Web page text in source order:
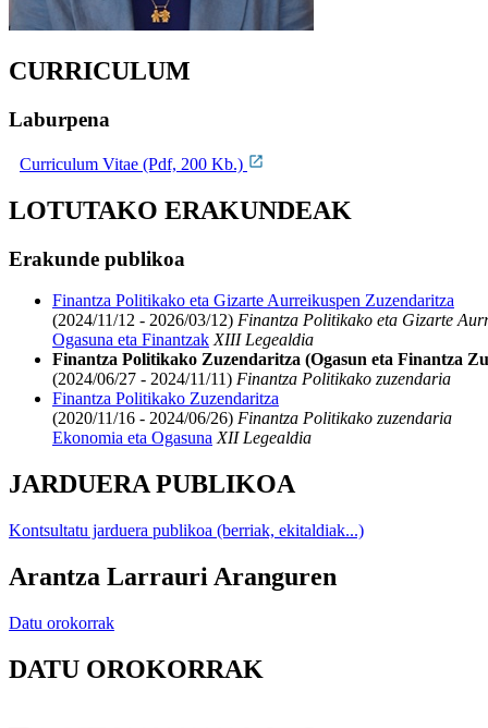
CURRICULUM
Laburpena
Curriculum Vitae (Pdf, 200 Kb.)
LOTUTAKO ERAKUNDEAK
Erakunde publikoa
Finantza Politikako eta Gizarte Aurreikuspen Zuzendaritza
(2024/11/12 - 2026/03/12) Finantza Politikako eta Gizarte
Ogasuna eta Finantzak XIII Legealdia
Finantza Politikako Zuzendaritza (Ogasun eta Finantza
(2024/06/27 - 2024/11/11) Finantza Politikako zuzendaria
Finantza Politikako Zuzendaritza
(2020/11/16 - 2024/06/26) Finantza Politikako zuzendaria
Ekonomia eta Ogasuna XII Legealdia
JARDUERA PUBLIKOA
Kontsultatu jarduera publikoa (berriak, ekitaldiak...)
Arantza Larrauri Aranguren
Datu orokorrak
DATU OROKORRAK